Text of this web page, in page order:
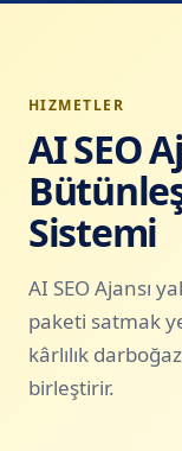
HIZMETLER
AI SEO
Sistemi
AI SEO Ajansı
paketi satmak
kârlılık
birleştirir.